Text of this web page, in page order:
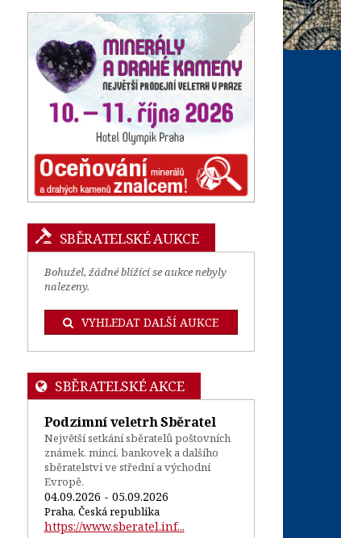
SBĚRATELSKÉ AUKCE
Bohužel, žádné blížící se aukce nebyly
nalezeny.
VYHLEDAT DALŠÍ AUKCE
SBĚRATELSKÉ AKCE
Podzimní veletrh Sběratel
Největší setkání sběratelů poštovních
známek, mincí, bankovek a dalšího
sběratelstvi ve střední a východní
Evropě.
04.09.2026 - 05.09.2026
Praha, Česká republika
https://www.sberatel.inf...